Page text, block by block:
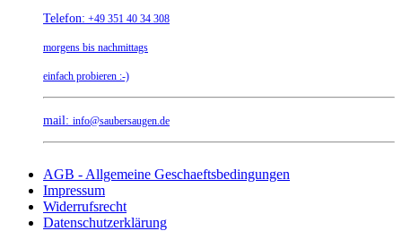
Telefon: +49 351 40 34 308
morgens bis nachmittags
einfach probieren :-)
mail: info@saubersaugen.de
AGB - Allgemeine Geschaeftsbedingungen
Impressum
Widerrufsrecht
Datenschutzerklärung